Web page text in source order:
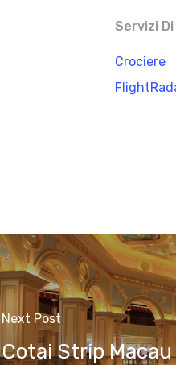
Servizi
Crociere
Next Post
Cotai Strip